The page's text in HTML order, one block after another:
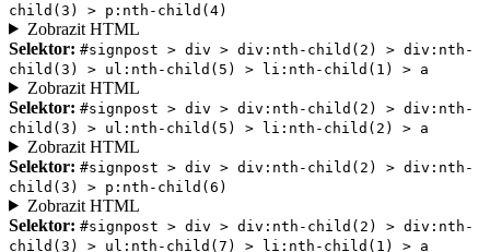
child(3) > p:nth-child(4)
Zobrazit HTML
Selektor: #signpost > div > div:nth-child(2) > div:nth-
child(3) > ul:nth-child(5) > li:nth-child(1) > a
Zobrazit HTML
Selektor: #signpost > div > div:nth-child(2) > div:nth-
child(3) > ul:nth-child(5) > li:nth-child(2) > a
Zobrazit HTML
Selektor: #signpost > div > div:nth-child(2) > div:nth-
child(3) > p:nth-child(6)
Zobrazit HTML
Selektor: #signpost > div > div:nth-child(2) > div:nth-
child(3) > ul:nth-child(7) > li:nth-child(1) > a